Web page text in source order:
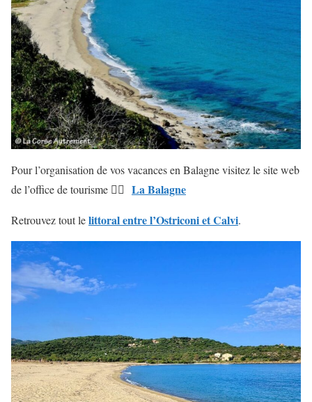
Pour l’organisation de vos vacances en Balagne visitez le site web
de l’office de tourisme 👉🏻 La Balagne
Retrouvez tout lelittoral entre l’Ostriconi et Calvi.